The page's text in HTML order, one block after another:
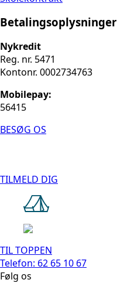
Betalingsoplysninger
Nykredit
Reg. nr. 5471
Kontonr. 0002734763
Mobilepay:
56415
BESØG OS
TILMELD DIG
TIL TOPPEN
Telefon: 62 65 10 67
Følg os